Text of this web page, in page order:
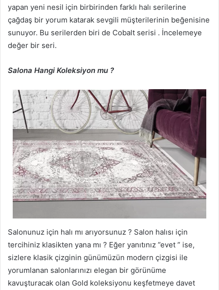
yapan yeni nesil için birbirinden farklı halı serilerine
çağdaş bir yorum katarak sevgili müşterilerinin beğenisine
sunuyor. Bu serilerden biri de Cobalt serisi . İncelemeye
değer bir seri.
Salona Hangi Koleksiyon mu ?
Salonunuz için halı mı arıyorsunuz ? Salon halısı için
tercihiniz klasikten yana mı ? Eğer yanıtınız ”evet ” ise,
sizlere klasik çizginin günümüzün modern çizgisi ile
yorumlanan salonlarınızı elegan bir görünüme
kavuşturacak olan Gold koleksiyonu keşfetmeye davet